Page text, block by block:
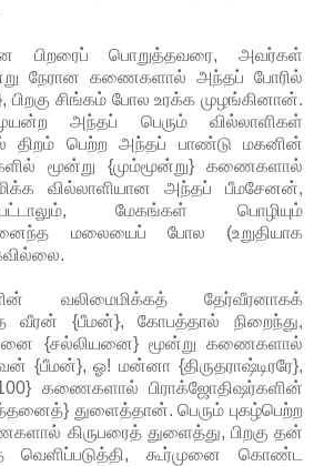
பிறரைப் பொறுத்தவரை, அவர்கள்
நேரான கணைகளால் அந்தப் போரில்
சிங்கம் போல உரக்க முழங்கினான்.
முயன்ற அந்தப் பெரும் வில்லாளிகள்
திறம் பெற்ற அந்தப் பாண்டு மகனின்
மூன்று {மும்மூன்று} கணைகளால்
வில்லாளியான அந்தப் பீமசேனன்,
மேகங்கள் பொழியும்
மலையைப் போல (உறுதியாக
வலிமைமிக்கத் தேர்வீரனாகக்
வீரன் {பீமன்}, கோபத்தால் நிறைந்து,
{சல்லியனை} மூன்று கணைகளால்
{பீமன்}, ஓ! மன்னா {திருதராஷ்டிரரே},
கணைகளால் பிராக்ஜோதிஷர்களின்
துளைத்தான். பெரும் புகழ்பெற்ற
கிருபரைத் துளைத்து, பிறகு தன்
கூர்முனை கொண்ட